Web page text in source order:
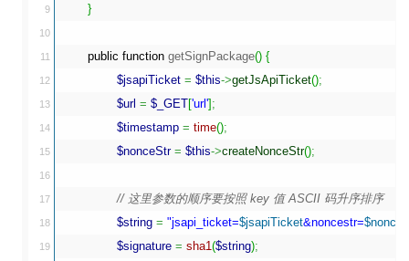
9
10
11
12
13
14
15
16
17
18
19
}
public function getSignPackage() {
$jsapiTicket = $this->getJsApiTicket();
$url = $_GET['url'];
$timestamp = time();
$nonceStr = $this->createNonceStr();
// 这里参数的顺序要按照 key 值 ASCII 码升序排序
$string = "jsapi_ticket=$jsapiTicket&noncestr=
$signature = sha1($string);